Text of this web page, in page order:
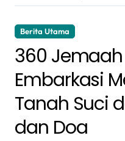
Berita Utama
360
Embarkasi
Tanah Suci
dan Doa